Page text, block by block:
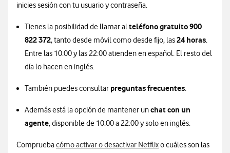
inicies sesión con tu usuario y contraseña.
Tienes la posibilidad de llamar alteléfono gratuito 900
822 372, tanto desde móvil como desde fijo, las24 horas.
Entre las 10:00 y las 22:00 atienden en español. El resto del
día lo hacen en inglés.
También puedes consultar preguntas frecuentes.
Además está la opción de mantener unchat con un
agente, disponible de 10:00 a 22:00 y solo en inglés.
Compruebacómo activar o desactivar Netflixo cuáles son las